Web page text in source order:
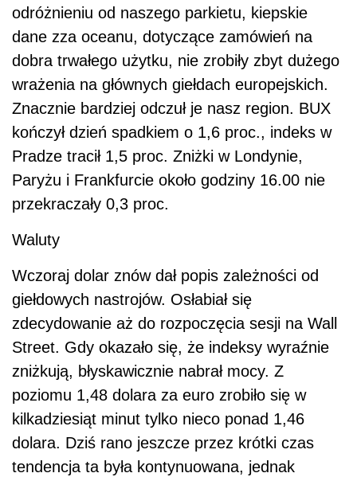
odróżnieniu od naszego parkietu, kiepskie
dane zza oceanu, dotyczące zamówień na
dobra trwałego użytku, nie zrobiły zbyt dużego
wrażenia na głównych giełdach europejskich.
Znacznie bardziej odczuł je nasz region. BUX
kończył dzień spadkiem o 1,6 proc., indeks w
Pradze tracił 1,5 proc. Zniżki w Londynie,
Paryżu i Frankfurcie około godziny 16.00 nie
przekraczały 0,3 proc.
Waluty
Wczoraj dolar znów dał popis zależności od
giełdowych nastrojów. Osłabiał się
zdecydowanie aż do rozpoczęcia sesji na Wall
Street. Gdy okazało się, że indeksy wyraźnie
zniżkują, błyskawicznie nabrał mocy. Z
poziomu 1,48 dolara za euro zrobiło się w
kilkadziesiąt minut tylko nieco ponad 1,46
dolara. Dziś rano jeszcze przez krótki czas
tendencja ta była kontynuowana, jednak